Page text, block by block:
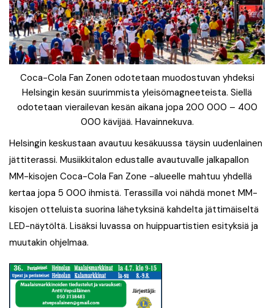
Coca-Cola Fan Zonen odotetaan muodostuvan yhdeksi
Helsingin kesän suurimmista yleisömagneeteista. Siellä
odotetaan vierailevan kesän aikana jopa 200 000 – 400
000 kävijää. Havainnekuva.
Helsingin keskustaan avautuu kesäkuussa täysin uudenlainen
jättiterassi. Musiikkitalon edustalle avautuvalle jalkapallon
MM-kisojen Coca-Cola Fan Zone -alueelle mahtuu yhdellä
kertaa jopa 5 000 ihmistä. Terassilla voi nähdä monet MM-
kisojen otteluista suorina lähetyksinä kahdelta jättimäiseltä
LED-näytöltä. Lisäksi luvassa on huippuartistien esityksiä ja
muutakin ohjelmaa.